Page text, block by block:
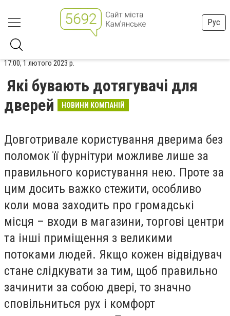
Рус
17:00, 1 лютого 2023 р.
Які бувають дотягувачі для
дверей
НОВИНИ КОМПАНІЙ
Довготривале користування дверима без
поломок її фурнітури можливе лише за
правильного користування нею. Проте за
цим досить важко стежити, особливо
коли мова заходить про громадські
місця – входи в магазини, торгові центри
та інші приміщення з великими
потоками людей. Якщо кожен відвідувач
стане слідкувати за тим, щоб правильно
зачинити за собою двері, то значно
сповільниться рух і комфорт